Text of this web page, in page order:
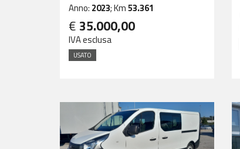
Anno: 2023; Km53.361
€ 35.000,00
IVA esclusa
USATO